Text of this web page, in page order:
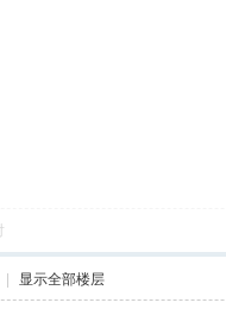
显示全部楼层